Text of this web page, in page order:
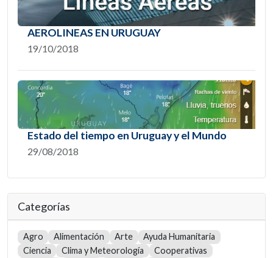
AEROLINEAS EN URUGUAY
19/10/2018
Estado del tiempo en Uruguay y el Mundo
29/08/2018
Categorías
Agro Alimentación Arte
Ayuda Humanitaria
Ciencia
Clima y Meteorología
Cooperativas